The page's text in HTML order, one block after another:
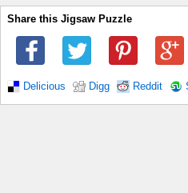
Share this Jigsaw Puzzle
Delicious Digg Reddit